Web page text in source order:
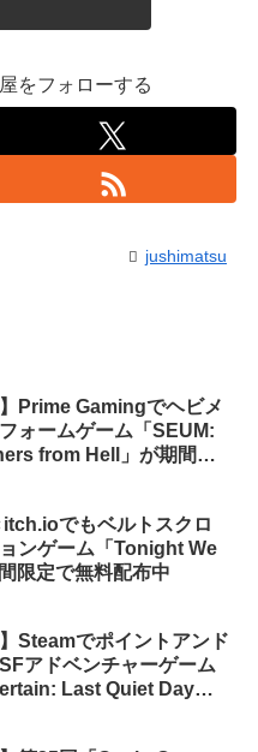
をフォローする
jushimatsu
】Prime Gamingでヘビメ
ォームゲーム「SEUM:
from Hell」が期間限
itch.ioでもベルトスクロ
ンゲーム「Tonight We
限定で無料配布中
】Steamでポイントアンド
アドベンチャーゲーム
Last Quiet Day」